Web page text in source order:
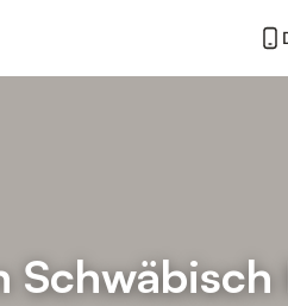
Schwäbisch